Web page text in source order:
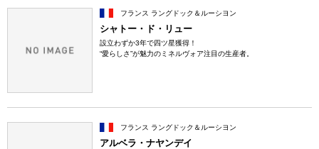
フランス ラングドック＆ルーシヨン
シャトー・ド・リュー
設立わずか3年で四ツ星獲得！
“愛らしさ”が魅力のミネルヴォア注目の生産者。
フランス ラングドック＆ルーシヨン
アルベラ・ナヤンデイ